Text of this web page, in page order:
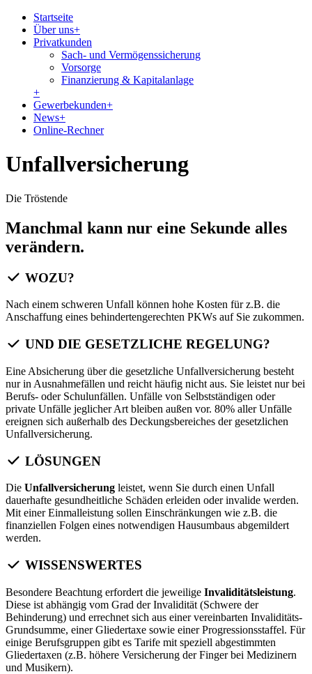
Startseite
Über uns+
Privatkunden
Sach- und Vermögenssicherung
Vorsorge
Finanzierung & Kapitalanlage
+
Gewerbekunden+
News+
Online-Rechner
Unfallversicherung
Die Tröstende
Manchmal kann nur eine Sekunde alles
verändern.
WOZU?
Nach einem schweren Unfall können hohe Kosten für z.B. die
Anschaffung eines behindertengerechten PKWs auf Sie zukommen.
UND DIE GESETZLICHE REGELUNG?
Eine Absicherung über die gesetzliche Unfallversicherung besteht
nur in Ausnahmefällen und reicht häufig nicht aus. Sie leistet nur bei
Berufs- oder Schulunfällen. Unfälle von Selbstständigen oder
private Unfälle jeglicher Art bleiben außen vor. 80% aller Unfälle
ereignen sich außerhalb des Deckungsbereiches der gesetzlichen
Unfallversicherung.
LÖSUNGEN
Die Unfallversicherung leistet, wenn Sie durch einen Unfall
dauerhafte gesundheitliche Schäden erleiden oder invalide werden.
Mit einer Einmalleistung sollen Einschränkungen wie z.B. die
finanziellen Folgen eines notwendigen Hausumbaus abgemildert
werden.
WISSENSWERTES
Besondere Beachtung erfordert die jeweilige Invaliditätsleistung.
Diese ist abhängig vom Grad der Invalidität (Schwere der
Behinderung) und errechnet sich aus einer vereinbarten Invaliditäts-
Grundsumme, einer Gliedertaxe sowie einer Progressionsstaffel. Für
einige Berufsgruppen gibt es Tarife mit speziell abgestimmten
Gliedertaxen (z.B. höhere Versicherung der Finger bei Medizinern
und Musikern).